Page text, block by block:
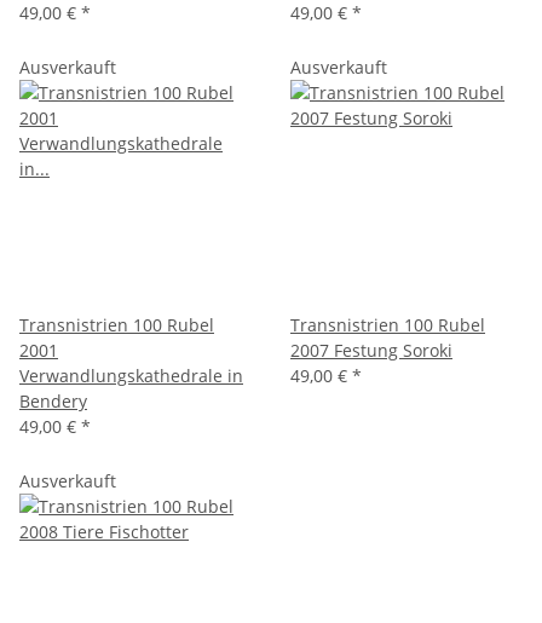
49,00 € *
49,00 € *
Ausverkauft
Transnistrien 100 Rubel
2001
Verwandlungskathedrale in
Bendery
49,00 € *
Ausverkauft
Transnistrien 100 Rubel
2007 Festung Soroki
49,00 € *
Ausverkauft